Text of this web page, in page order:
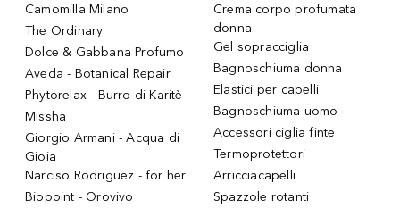
Camomilla Milano
The Ordinary
Dolce & Gabbana Profumo
Aveda - Botanical Repair
Phytorelax - Burro di Karitè
Missha
Giorgio Armani - Acqua di
Gioia
Narciso Rodriguez - for her
Biopoint - Orovivo
Crema corpo profumata
donna
Gel sopracciglia
Bagnoschiuma donna
Elastici per capelli
Bagnoschiuma uomo
Accessori ciglia finte
Termoprotettori
Arricciacapelli
Spazzole rotanti